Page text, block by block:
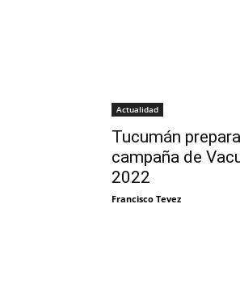
Actualidad
Tucumán
campaña de
2022
Francisco Tevez